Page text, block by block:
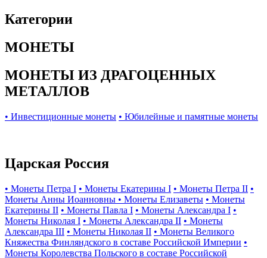
Категории
МОНЕТЫ
МОНЕТЫ ИЗ ДРАГОЦЕННЫХ
МЕТАЛЛОВ
• Инвестиционные монеты • Юбилейные и памятные монеты
Царская Россия
• Монеты Петра I • Монеты Екатерины I • Монеты Петра II •
Монеты Анны Иоанновны • Монеты Елизаветы • Монеты
Екатерины II • Монеты Павла I • Монеты Александра I •
Монеты Николая I • Монеты Александра II • Монеты
Александра III • Монеты Николая II • Монеты Великого
Княжества Финляндского в составе Российской Империи •
Монеты Королевства Польского в составе Российской